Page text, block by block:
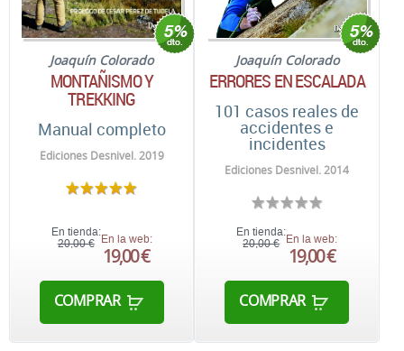
Joaquín Colorado
MONTAÑISMO Y
TREKKING
Manual completo
Ediciones Desnivel. 2019
En tienda:
20,00 € En la web:
19,00 €
COMPRAR
Joaquín Colorado
ERRORES EN ESCALADA
101 casos reales de
accidentes e
incidentes
Ediciones Desnivel. 2014
En tienda:
20,00 € En la web:
19,00 €
COMPRAR